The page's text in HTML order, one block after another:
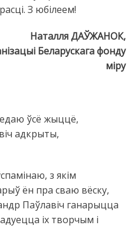
З юбілеем!
Наталля ДАЎЖАНОК,
Беларускага фонду
міру
ўсё жыццё,
адкрыты,
з якім
ён пра сваю вёску,
Паўлавіч ганарыцца
іх творчым і